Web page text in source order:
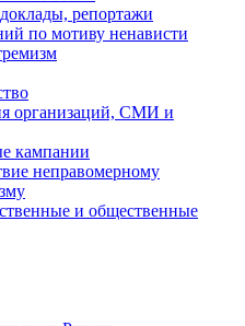
репортажи
по мотиву ненависти
организаций, СМИ и
кампании
неправомерному
и общественные